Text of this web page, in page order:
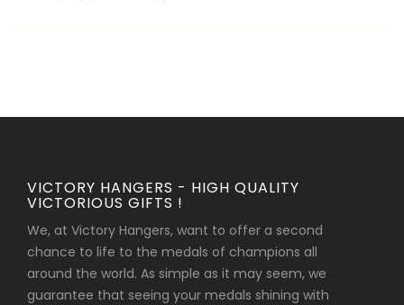
VICTORY HANGERS - HIGH QUALITY
VICTORIOUS GIFTS !
We, at Victory Hangers, want to offer a second
chance to life to the medals of champions all
around the world. As simple as it may seem, we
guarantee that seeing your medals shining with